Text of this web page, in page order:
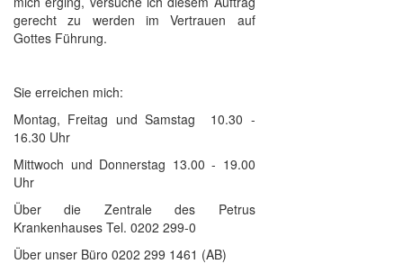
gerecht zu werden im Vertrauen auf
Gottes Führung.
Sie erreichen mich:
Montag, Freitag und Samstag 10.30 -
16.30 Uhr
Mittwoch und Donnerstag 13.00 - 19.00
Uhr
Über die Zentrale des Petrus
Krankenhauses Tel. 0202 299-0
Über unser Büro 0202 299 1461 (AB)